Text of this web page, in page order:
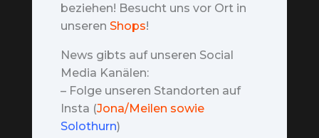
beziehen! Besucht uns vor Ort in
unseren Shops!
News gibts auf unseren Social
Media Kanälen:
– Folge unseren Standorten auf
Insta (Jona/Meilen sowie
Solothurn)